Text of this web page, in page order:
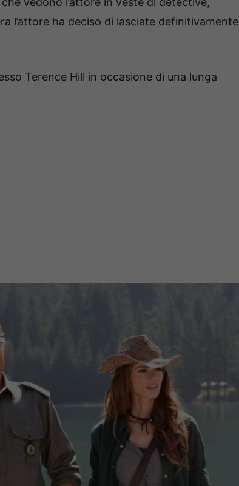
l’attore ha deciso di lasciate definitivamente
Terence Hill in occasione di una lunga